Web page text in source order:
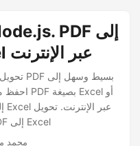
XLS ، PDF إلى Excel عبر الإنترنت
pdf2excel سريع وسهل أو تصدير PDF إلى Excel
·